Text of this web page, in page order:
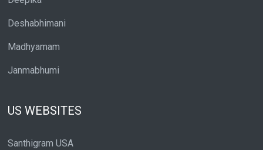
Deshabhimani
Madhyamam
Janmabhumi
US WEBSITES
Santhigram USA